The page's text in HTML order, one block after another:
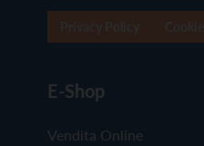
E-Shop
Vendita Online